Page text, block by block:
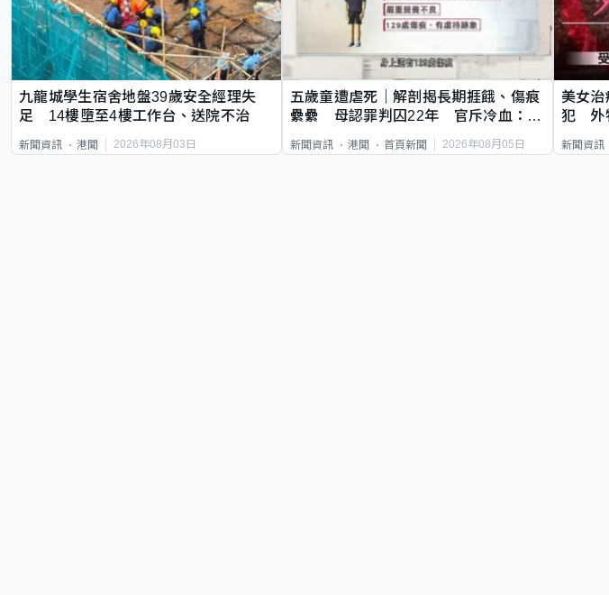
九龍城學生宿舍地盤39歲安全經理失
足 14樓墮至4樓工作台、送院不治
新聞資訊 港聞 2026年08月03日
五歲童遭虐死｜解剖揭長期捱餓、傷痕
纍纍 母認罪判囚22年 官斥冷血：同
新聞資訊 港聞 首頁新聞 2026年08月05日
美女治
犯 外
新聞資訊